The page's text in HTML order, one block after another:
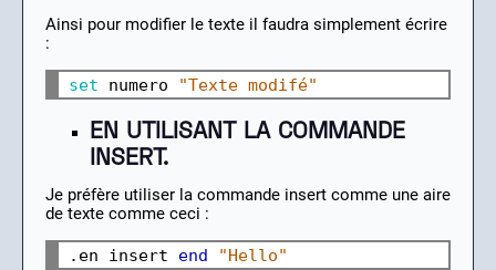
Ainsi pour modifier le texte il faudra simplement écrire
:
set numero "Texte modifé"
EN UTILISANT LA COMMANDE
INSERT.
Je préfère utiliser la commande insert comme une aire
de texte comme ceci :
.en insert end "Hello"